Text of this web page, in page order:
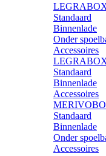
Standaard
Binnenlade
Onder
Accessoires
Standaard
Binnenlade
Accessoires
Standaard
Binnenlade
Onder
Accessoires